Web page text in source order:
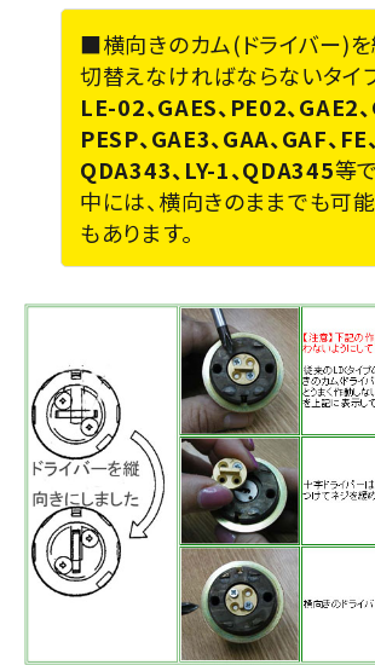
■横向きのカム(ドライバー)
切替えなければならないタイ
LE-02、GAES、PE02、GAE2、
PESP、GAE3、GAA、GAF、FE、
QDA343、LY-1、QDA345等
中には、横向きのままでも可
もあります。